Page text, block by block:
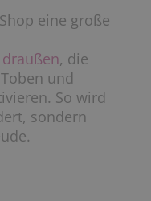
eine große
, die
und
So wird
sondern